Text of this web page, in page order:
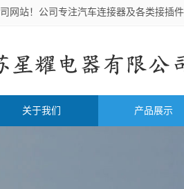
网站！公司专注汽车连接器及各类接插
关于我们 产品展示